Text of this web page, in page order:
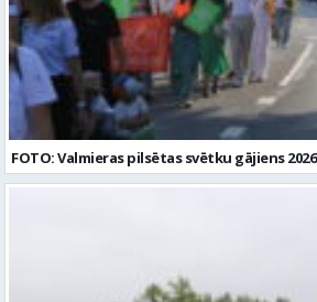
FOTO: Valmieras pilsētas svētku gājiens 2026